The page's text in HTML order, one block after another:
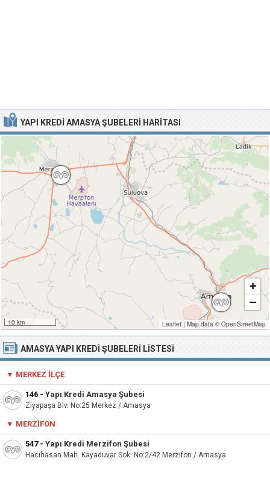
YAPI KREDI AMASYA ŞUBELERI HARITASI
10 km
+
−
Leaflet | Map data ©OpenStreetMap
AMASYA YAPI KREDI ŞUBELERI LISTESI
▼ MERKEZ İLÇE
146 - Yapı Kredi Amasya Şubesi
Ziyapaşa Blv. No:25 Merkez / Amasya
▼ MERZIFON
547- Yapı Kredi Merzifon Şubesi
Hacıhasan Mah. Kayaduvar Sok. No:2/42 Merzifon / Amasya